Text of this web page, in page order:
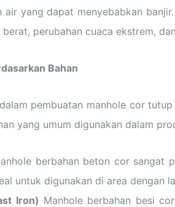
air yang dapat menyebabkan
perubahan cuaca ekstrem,
Bahan
pembuatan manhole cor
yang umum digunakan dalam
berbahan beton cor sangat
untuk digunakan di area dengan
Iron) Manhole berbahan besi